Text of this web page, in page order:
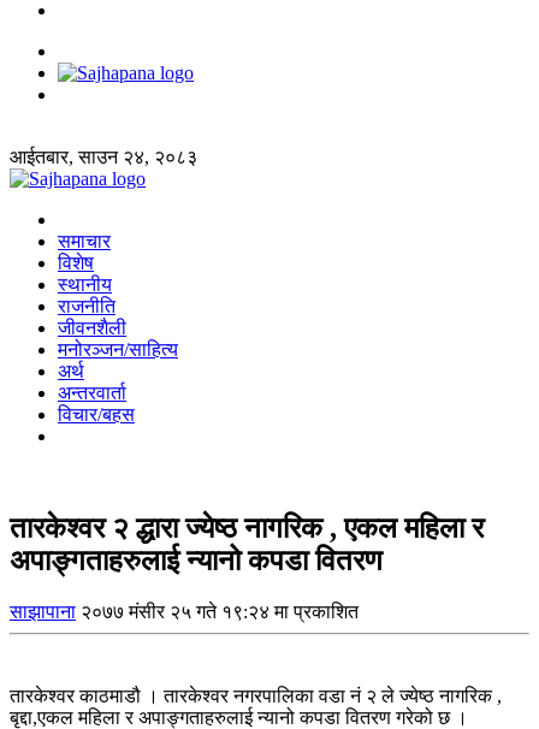
आईतबार, साउन २४, २०८३
समाचार
विशेष
स्थानीय
राजनीति
जीवनशैली
मनोरञ्जन/साहित्य
अर्थ
अन्तरवार्ता
विचार/बहस
तारकेश्वर २ द्धारा ज्येष्ठ नागरिक , एकल महिला र
अपाङ्गताहरुलाई न्यानो कपडा वितरण
साझापाना २०७७ मंसीर २५ गते १९:२४ मा प्रकाशित
तारकेश्वर काठमाडौ । तारकेश्वर नगरपालिका वडा नं २ ले ज्येष्ठ नागरिक ,
बृद्दा,एकल महिला र अपाङ्गताहरुलाई न्यानो कपडा वितरण गरेको छ ।